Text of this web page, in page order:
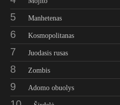
5 Manhetenas
6 Kosmopolitanas
7 Juodasis rusas
8 Zombis
9 Adomo obuolys